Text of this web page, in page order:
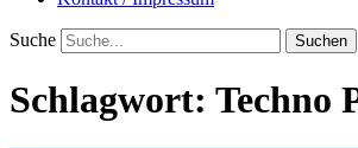
Suche
Schlagwort: Techno